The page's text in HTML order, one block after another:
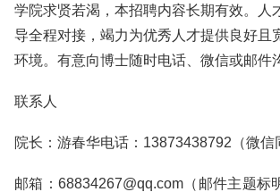
学院求贤若渴，本招聘内容长期有效。人
导全程对接，竭力为优秀人才提供良好且
环境。有意向博士随时电话、微信或邮件
联系人
院长：游春华电话：13873438792（微信
邮箱：68834267@qq.com（邮件主题标